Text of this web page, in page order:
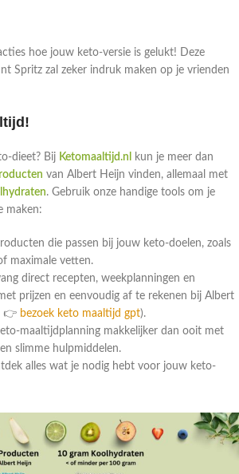
hoe jouw keto-versie is gelukt! Deze
Spritz zal zeker indruk maken op je vrienden
dieet? Bij Ketomaaltijd.nl
kun je meer dan
van Albert Heijn vinden, allemaal met
. Gebruik onze handige tools om je
maken:
die passen bij jouw keto-doelen, zoals
maximale vetten.
direct recepten, weekplanningen en
prijzen en eenvoudig af te rekenen bij Albert
👉 bezoek keto maaltijd gpt).
maaltijdplanning makkelijker dan ooit met
slimme hulpmiddelen.
alles wat je nodig hebt voor jouw keto-